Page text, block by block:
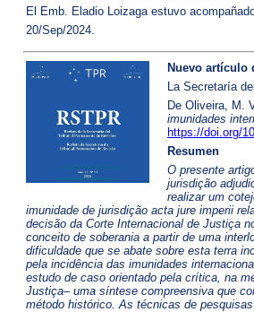
El Emb. Eladio Loizaga estuvo
20/Sep/2024.
Nuevo artículo
La Secretaría
De Oliveira, M.
imunidades
https://doi.org/
Resumen
O presente
jurisdição
realizar um
imunidade de jurisdição acta jure imperii
decisão da Corte Internacional de Justiça
conceito de soberania a partir de uma
dificuldade que se abate sobre esta terra
pela incidência das imunidades
estudo de caso orientado pela crítica, na
Justiça– uma síntese compreensiva que
método histórico. As técnicas de